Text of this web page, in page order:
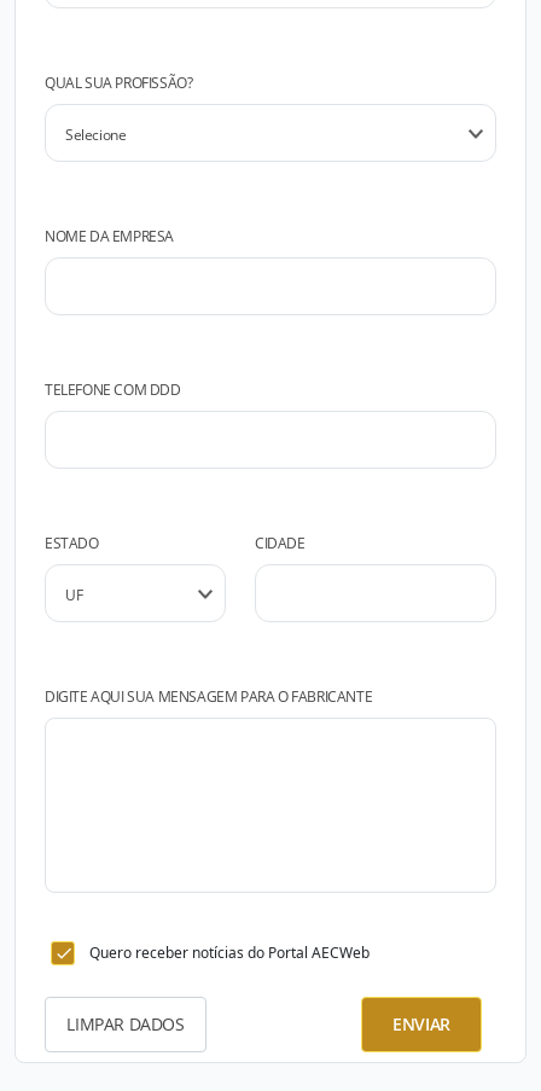
QUAL SUA PROFISSÃO?
NOME DA EMPRESA
TELEFONE COM DDD
ESTADO CIDADE
DIGITE AQUI SUA MENSAGEM PARA O FABRICANTE
Quero receber notícias do Portal AECWeb
LIMPAR DADOS ENVIAR